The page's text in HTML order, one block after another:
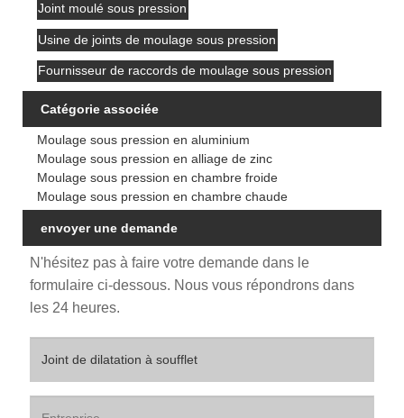
Joint moulé sous pression
Usine de joints de moulage sous pression
Fournisseur de raccords de moulage sous pression
Catégorie associée
Moulage sous pression en aluminium
Moulage sous pression en alliage de zinc
Moulage sous pression en chambre froide
Moulage sous pression en chambre chaude
envoyer une demande
N'hésitez pas à faire votre demande dans le
formulaire ci-dessous. Nous vous répondrons dans
les 24 heures.